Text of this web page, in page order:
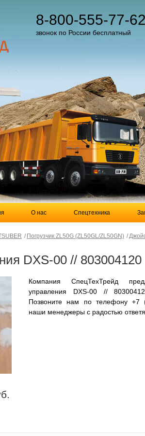
8-800-555-77-62
звонок по России бесплатный
О нас Спецтехника
Погрузчик ZL50G (ZL50GL/ZL50GN)
DXS-00 // 803004120
Компания СпецТехТрейд
управления DXS-00 //
Позвоните нам по телефону +7
наши менеджеры с радостью